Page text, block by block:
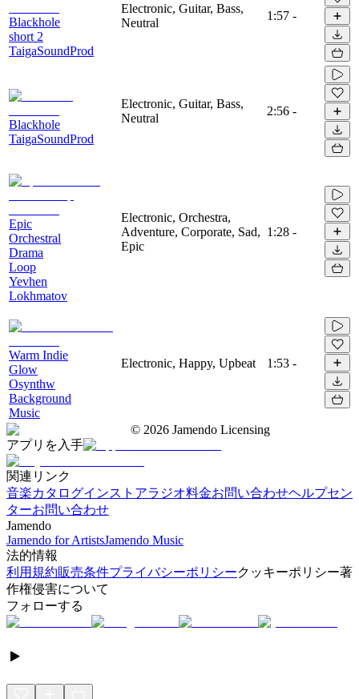
Blackhole
short 2
TaigaSoundProd
Electronic, Guitar, Bass,
Neutral
1:57 -
Blackhole
TaigaSoundProd
Electronic, Guitar, Bass,
Neutral
2:56 -
Epic
Orchestral
Drama
Loop
Yevhen
Lokhmatov
Electronic, Orchestra,
Adventure, Corporate, Sad,
Epic
1:28 -
Warm Indie
Glow
Osynthw
Background
Music
Electronic, Happy, Upbeat 1:53 -
© 2026 Jamendo Licensing
アプリを入手
関連リンク
音楽カタログインストアラジオ料金お問い合わせヘルプセン
ターお問い合わせ
Jamendo
Jamendo for ArtistsJamendo Music
法的情報
利用規約販売条件プライバシーポリシークッキーポリシー著
作権侵害について
フォローする